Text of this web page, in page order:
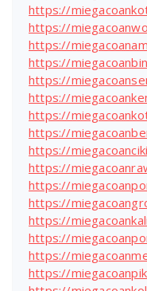
https://
https://
https://
https://
https://
https://
https://
https://
https://
https://
https://
https://
https://
https://
https://
https://